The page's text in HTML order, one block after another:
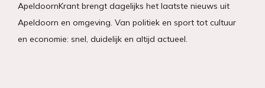
ApeldoornKrant brengt dagelijks het laatste nieuws uit
Apeldoorn en omgeving. Van politiek en sport tot cultuur
en economie: snel, duidelijk en altijd actueel.